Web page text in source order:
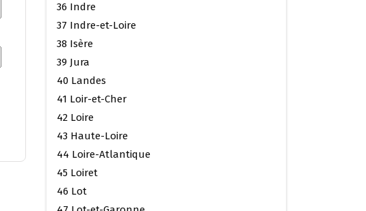
36 Indre
37 Indre-et-Loire
38 Isère
39 Jura
40 Landes
41 Loir-et-Cher
42 Loire
43 Haute-Loire
44 Loire-Atlantique
45 Loiret
46 Lot